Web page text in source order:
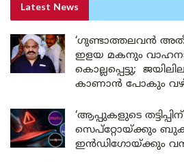
Latest News
‘ഗുണ്ടാത്തലവൻ
ഇളയ മകനും
കൊല്ലപ്പെട്ടു;
കാണാൻ പോകും
‘ആപ്പുകളുടെ തട്ടിപ്പിന്
സെപ്റ്റോയ്ക്കും
ഇൻഡിഗോയ്ക്കും വൻ